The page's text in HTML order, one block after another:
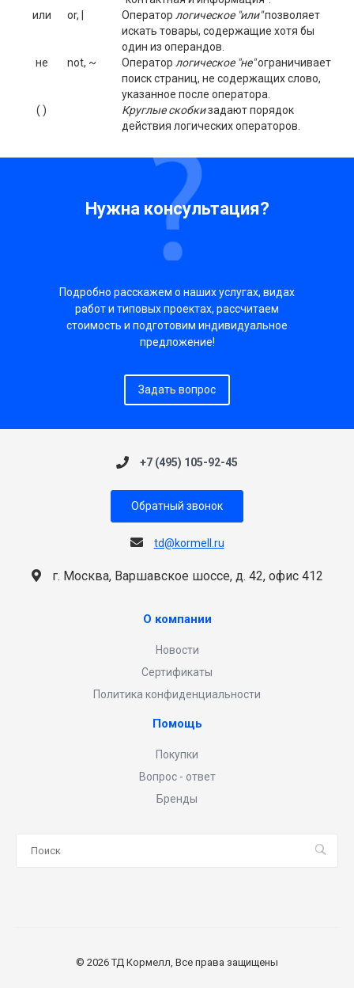
или
or, | Оператор логическое "или"позволяет
искать товары, содержащие хотя бы
один из операндов.
не
not, ~ Оператор логическое "не"ограничивает
поиск страниц, не содержащих слово,
указанное после оператора.
( )
Круглые скобкизадают порядок
действия логических операторов.
Нужна консультация?
Подробно расскажем о наших услугах, видах
работ и типовых проектах, рассчитаем
стоимость и подготовим индивидуальное
предложение!
Задать вопрос
+7 (495) 105-92-45
Обратный звонок
td@kormell.ru
г. Москва, Варшавское шоссе, д. 42, офис 412
О компании
Новости
Сертификаты
Политика конфиденциальности
Помощь
Покупки
Вопрос - ответ
Бренды
© 2026 ТД Кормелл, Все права защищены